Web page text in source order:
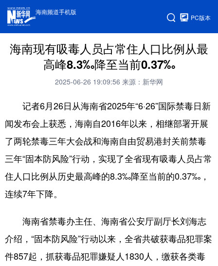
海南频道手机版
PC版本
海南现有吸毒人员占常住人口比例从最
高峰8.3‰降至当前0.37‰
2025-06-26 19:09:56 来源：新华网
记者6月26日从海南省2025年“6·26”国际禁毒日新
闻发布会上获悉，海南自2016年以来，相继部署开展
了两轮禁毒三年大会战和海南自由贸易港封关前禁毒
三年“固本防风险”行动，实现了全省现有吸毒人员占常
住人口比例从历史最高峰的8.3‰降至当前的0.37‰，
连续7年下降。
海南省禁毒办主任、海南省公安厅副厅长刘海志
介绍，“固本防风险”行动以来，全省共破获毒品犯罪案
件857起，抓获毒品犯罪嫌疑人1830人，缴获各类毒